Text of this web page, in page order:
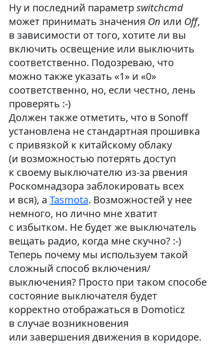
Ну и последний параметрswitchcmd
может принимать значения On или Off,
в зависимости от того, хотите ли вы
включить освещение или выключить
соответственно. Подозреваю, что
можно также указать «1» и «0»
соответственно, но, если честно, лень
проверять :-)
Должен также отметить, что в Sonoff
установлена не стандартная прошивка
с привязкой к китайскому облаку
(и возможностью потерять доступ
к своему выключателю из-за рвения
Роскомнадзора заблокировать всех
и вся), а Tasmota. Возможностей у нее
немного, но лично мне хватит
с избытком. Не будет же выключатель
вещать радио, когда мне скучно? :-)
Теперь почему мы используем такой
сложный способ включения/
выключения? Просто при таком способе
состояние выключателя будет
корректно отображаться в Domoticz
в случае возникновения
или завершения движения в коридоре.